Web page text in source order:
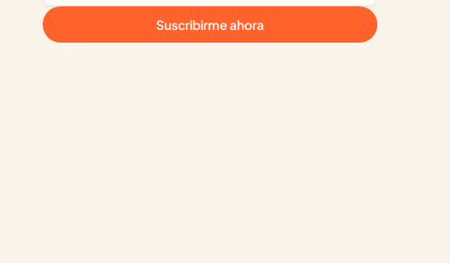
Suscribirme ahora